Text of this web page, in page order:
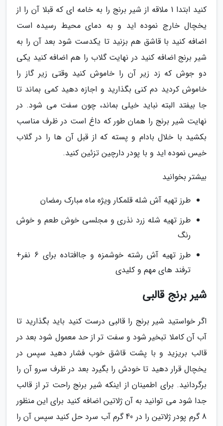
کنید ابتدا 1 ملاقه از شیر برنج را به خامه ای که قبلا آن را از
یخچال خارج نموده اید و به دمای محیط رسیده است
اضافه کنید با قاشق هم بزنید تا یکدست شود بعد آن را به
شیر برنج اضافه کنید در نهایت گلاب را هم اضافه کنید یکی
دو جوش که زد زیر آن را خاموش کنید وقتی زیر گاز را
خاموش کردید دم کنی بگذارید و اجازه دهید کمی بماند تا
جا بیفتد البته نباید خیلی بماند، چون سفت می شود. در
نهایت شیر برنج را همان طور که داغ است در ظرف مناسب
بکشید با خلال بادام و پسته که از قبل آن ها را در گلاب
خیس نموده اید و با پودر دارچین تزئین کنید.
بیشتر بخوانید
طرز تهیه آش شله قلمکار ویژه ماه مبارک رمضان
طرز تهیه شله زرد نذری و مجلسی خوش طعم و خوش
رنگ
طرز تهیه آش رشته خوشمزه و جاافتاده برای 6 نفر+
ترفند های مهم و کلیدی
شیر برنج قالبی
اگر خواستید شیر برنج را قالبی درست کنید باید بگذارید تا
آب آن کاملا تبخیر شود و سفت تر از حد معمول شود بعد در
قالب بریزید و با پشت قاشق خوب فشار دهید سپس در
یخچال قرار دهید تا خودش را بگیرد بعد در ظرف سرو آن را
برگردانید. برای اطمینان از اینکه شیر برنج راحت تر از قالب
جدا شود می توانید به آن ژلاتین اضافه کنید برای این منظور
8 گرم پودر ژلاتین را در 40 گرم آب سرد حل کنید سپس آن را